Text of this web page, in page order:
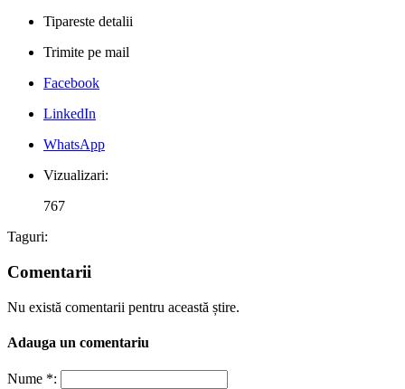
Tipareste detalii
Trimite pe mail
Facebook
LinkedIn
WhatsApp
Vizualizari:
767
Taguri:
Comentarii
Nu există comentarii pentru această știre.
Adauga un comentariu
Nume *: